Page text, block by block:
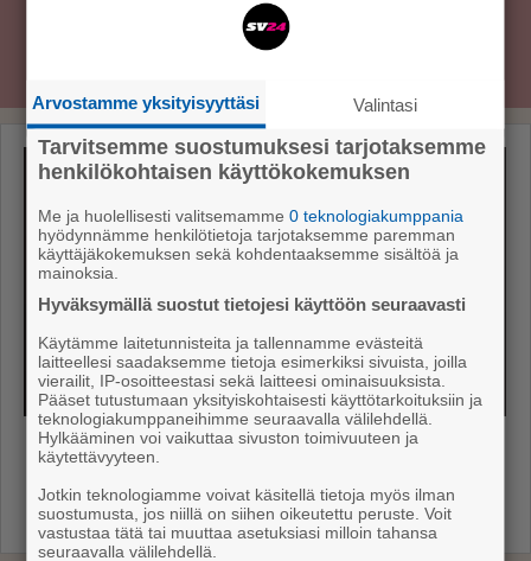
Viihde 19.2.2026 6.00
Kon­sert­ti Suomalaisen musiikkitaivaan
kestotähti Arja Koriseva on nykyään myös
lauluntekijä
Arvostamme yksityisyyttäsi Valintasi
Tarvitsemme suostumuksesi tarjotaksemme
henkilökohtaisen käyttökokemuksen
Me ja huolellisesti valitsemamme0 teknologiakumppania
hyödynnämme henkilötietoja tarjotaksemme paremman
käyttäjäkokemuksen sekä kohdentaaksemme sisältöä ja
mainoksia.
Hyväksymällä suostut tietojesi käyttöön seuraavasti
Käytämme laitetunnisteita ja tallennamme evästeitä
laitteellesi saadaksemme tietoja esimerkiksi sivuista, joilla
vierailit, IP-osoitteestasi sekä laitteesi ominaisuuksista.
Pääset tutustumaan yksityiskohtaisesti käyttötarkoituksiin ja
teknologiakumppaneihimme seuraavalla välilehdellä.
Hylkääminen voi vaikuttaa sivuston toimivuuteen ja
käytettävyyteen.
Jotkin teknologiamme voivat käsitellä tietoja myös ilman
suostumusta, jos niillä on siihen oikeutettu peruste. Voit
vastustaa tätä tai muuttaa asetuksiasi milloin tahansa
seuraavalla välilehdellä.